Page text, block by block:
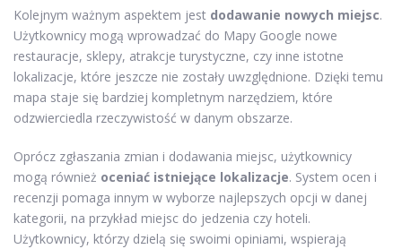
Kolejnym ważnym aspektem jest dodawanie nowych miejsc.
Użytkownicy mogą wprowadzać do Mapy Google nowe
restauracje, sklepy, atrakcje turystyczne, czy inne istotne
lokalizacje, które jeszcze nie zostały uwzględnione. Dzięki temu
mapa staje się bardziej kompletnym narzędziem, które
odzwierciedla rzeczywistość w danym obszarze.
Oprócz zgłaszania zmian i dodawania miejsc, użytkownicy
mogą również oceniać istniejące lokalizacje. System ocen i
recenzji pomaga innym w wyborze najlepszych opcji w danej
kategorii, na przykład miejsc do jedzenia czy hoteli.
Użytkownicy, którzy dzielą się swoimi opiniami, wspierają